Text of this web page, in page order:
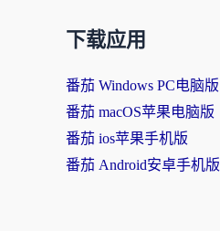
下载应用
番茄 Windows PC电脑版
番茄 macOS苹果电脑版
番茄 ios苹果手机版
番茄 Android安卓手机版